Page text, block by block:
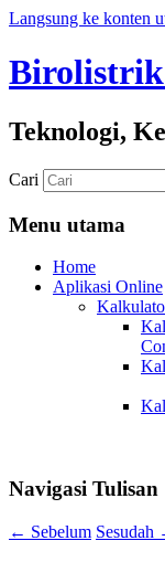
Langsung ke konten
Teknologi,
Cari
Menu utama
Home
Aplikasi Online
Navigasi Tulisan
← Sebelum Sesudah